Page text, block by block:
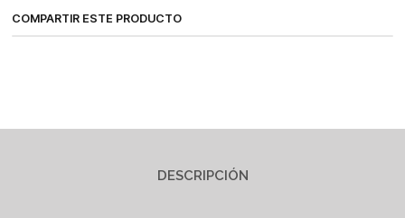
COMPARTIR ESTE PRODUCTO
DESCRIPCIÓN